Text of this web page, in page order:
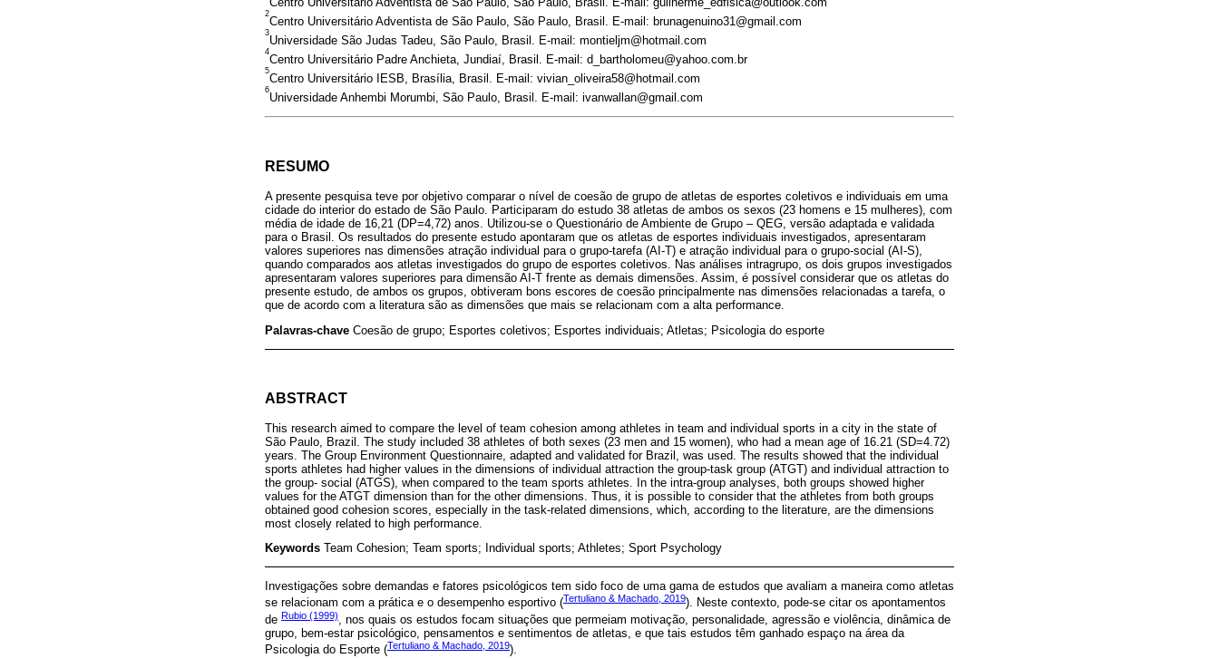
2
Centro Universitário Adventista de São Paulo, São Paulo, Brasil. E-mail: brunagenuino31@gmail.com
3
Universidade São Judas Tadeu, São Paulo, Brasil. E-mail: montieljm@hotmail.com
4
Centro Universitário Padre Anchieta, Jundiaí, Brasil. E-mail: d_bartholomeu@yahoo.com.br
5
Centro Universitário IESB, Brasília, Brasil. E-mail: vivian_oliveira58@hotmail.com
6
Universidade Anhembi Morumbi, São Paulo, Brasil. E-mail: ivanwallan@gmail.com
RESUMO
A presente pesquisa teve por objetivo comparar o nível de coesão de grupo de atletas de esportes coletivos e individuais em uma
cidade do interior do estado de São Paulo. Participaram do estudo 38 atletas de ambos os sexos (23 homens e 15 mulheres), com
média de idade de 16,21 (DP=4,72) anos. Utilizou-se o Questionário de Ambiente de Grupo – QEG, versão adaptada e validada
para o Brasil. Os resultados do presente estudo apontaram que os atletas de esportes individuais investigados, apresentaram
valores superiores nas dimensões atração individual para o grupo-tarefa (AI-T) e atração individual para o grupo-social (AI-S),
quando comparados aos atletas investigados do grupo de esportes coletivos. Nas análises intragrupo, os dois grupos investigados
apresentaram valores superiores para dimensão AI-T frente as demais dimensões. Assim, é possível considerar que os atletas do
presente estudo, de ambos os grupos, obtiveram bons escores de coesão principalmente nas dimensões relacionadas a tarefa, o
que de acordo com a literatura são as dimensões que mais se relacionam com a alta performance.
Palavras-chave Coesão de grupo; Esportes coletivos; Esportes individuais; Atletas; Psicologia do esporte
ABSTRACT
This research aimed to compare the level of team cohesion among athletes in team and individual sports in a city in the state of
São Paulo, Brazil. The study included 38 athletes of both sexes (23 men and 15 women), who had a mean age of 16.21 (SD=4.72)
years. The Group Environment Questionnaire, adapted and validated for Brazil, was used. The results showed that the individual
sports athletes had higher values in the dimensions of individual attraction the group-task group (ATGT) and individual attraction to
the group- social (ATGS), when compared to the team sports athletes. In the intra-group analyses, both groups showed higher
values for the ATGT dimension than for the other dimensions. Thus, it is possible to consider that the athletes from both groups
obtained good cohesion scores, especially in the task-related dimensions, which, according to the literature, are the dimensions
most closely related to high performance.
Keywords Team Cohesion; Team sports; Individual sports; Athletes; Sport Psychology
Investigações sobre demandas e fatores psicológicos tem sido foco de uma gama de estudos que avaliam a maneira como atletas
se relacionam com a prática e o desempenho esportivo (Tertuliano & Machado, 2019). Neste contexto, pode-se citar os apontamentos
de Rubio (1999), nos quais os estudos focam situações que permeiam motivação, personalidade, agressão e violência, dinâmica de
grupo, bem-estar psicológico, pensamentos e sentimentos de atletas, e que tais estudos têm ganhado espaço na área da
Psicologia do Esporte (Tertuliano & Machado, 2019).